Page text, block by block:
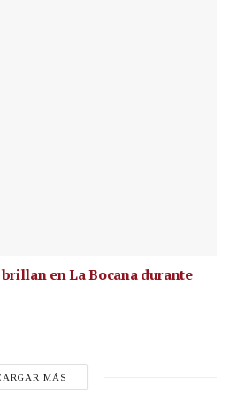
en La Bocana durante
MÁS